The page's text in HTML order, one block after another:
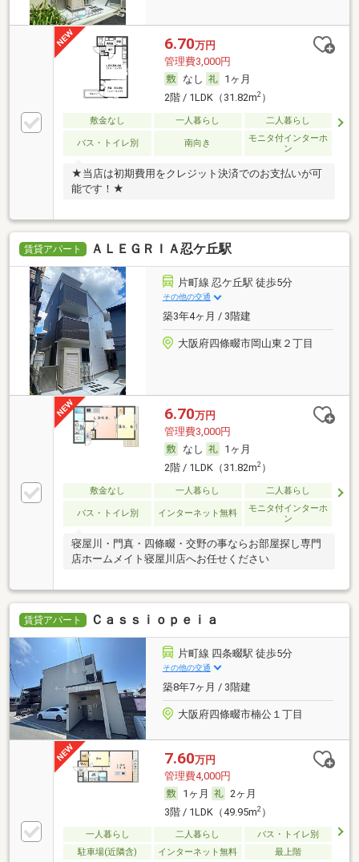
6.70万円
管理費3,000円
なし
1ヶ月
2階 / 1LDK（31.82m2）
敷金なし 一人暮らし 二人暮らし
バス・トイレ別 南向き
モニタ付インターホ
ン
★当店は初期費用をクレジット決済でのお支払いが可
能です！★
賃貸アパート ＡＬＥＧＲＩＡ忍ケ丘駅
片町線 忍ケ丘駅 徒歩5分
その他の交通
築3年4ヶ月 / 3階建
大阪府四條畷市岡山東２丁目
6.70万円
管理費3,000円
なし
1ヶ月
2階 / 1LDK（31.82m2）
敷金なし 一人暮らし 二人暮らし
バス・トイレ別 インターネット無料
モニタ付インターホ
ン
寝屋川・門真・四條畷・交野の事ならお部屋探し専門
店ホームメイト寝屋川店へお任せください
賃貸アパート Ｃａｓｓｉｏｐｅｉａ
片町線 四条畷駅 徒歩5分
その他の交通
築8年7ヶ月 / 3階建
大阪府四條畷市楠公１丁目
7.60万円
管理費4,000円
1ヶ月
2ヶ月
3階 / 1LDK（49.95m2）
一人暮らし 二人暮らし
バス・トイレ別
駐車場(近隣含)
インターネット無料 最上階